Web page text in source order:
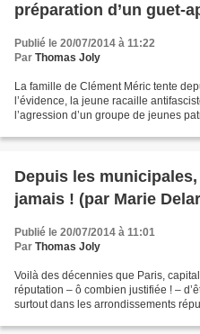
préparation d’un guet-
Publié le 20/07/2014 à 11:22
Par Thomas Joly
La famille de Clément Méric tente
l’évidence, la jeune racaille
l’agression d’un groupe de jeunes
Depuis les
jamais ! (par Marie
Publié le 20/07/2014 à 11:01
Par Thomas Joly
Voilà des décennies que Paris,
réputation – ô combien justifiée ! –
surtout dans les arrondissements